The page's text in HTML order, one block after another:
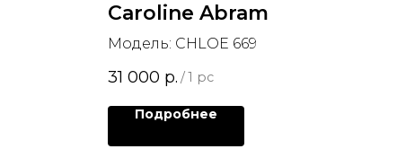
Caroline Abram
Модель: CHLOE 669
31 000 р. /1 pc
Подробнее